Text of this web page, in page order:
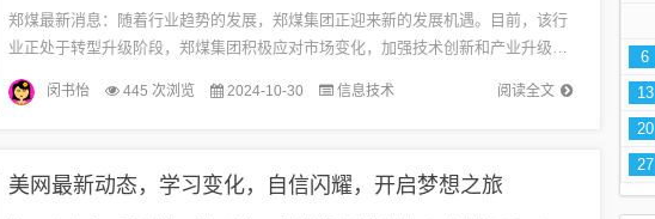
郑煤最新消息：随着行业趋势的发展，郑煤集团正迎来新的发展机遇。目前，该行
业正处于转型升级阶段，郑煤集团积极应对市场变化，加强技术创新和产业升级，
提高煤炭资源的利用效率和安全性。该行业前景展望广阔，郑煤集团将继续发挥
自...
阅读全文
闵书怡 445 次浏览 2024-10-30 信息技术
美网最新动态，学习变化，自信闪耀，开启梦想之旅
6
13
20
27